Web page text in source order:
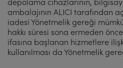
ambalajının ALICI tarafından
iadesi Yönetmelik gereği
hakkı süresi sona ermeden
ifasına başlanan hizmetlere
kullanılması da Yönetmelik